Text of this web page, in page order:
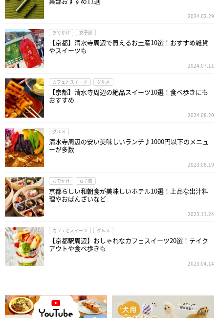
2024.02.29
おでかけ 女子旅
【京都】清水寺周辺で買えるお土産10選！おすすめ雑貨
やスイーツも
2024.07.11
カフェとスイーツ グルメ
【京都】清水寺周辺の絶品スイーツ10選！食べ歩きにも
おすすめ
2024.08.20
グルメ
清水寺周辺の安い美味しいランチ♪1000円以下のメニュ
ーが多数
2023.08.19
おでかけ 女子旅
京都らしい和朝食が美味しいホテル10選！上品な出汁料
理やおばんざいなど
2023.11.24
カフェとスイーツ グルメ
【京都駅周辺】おしゃれなカフェスイーツ20選！テイク
アウトや食べ歩きも
2023.04.14